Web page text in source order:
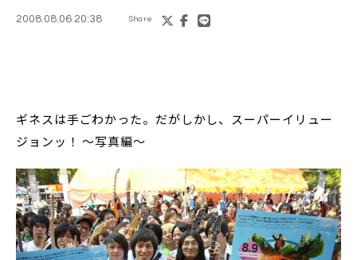
2008.08.06 20:38 Share
ギネスは手ごわかった。だがしかし、スーパーイリュー
ジョンッ！ ～写真編～